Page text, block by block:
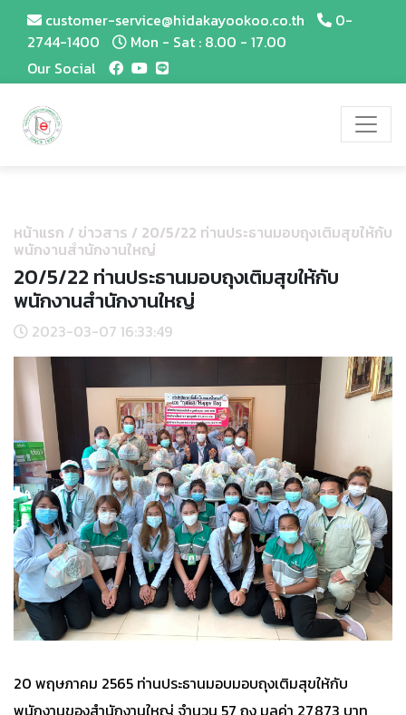
customer-service@hidakayookoo.co.th
0-
2744-1400
Mon - Sat : 8.00 - 17.00
Our Social
หน้าแรก / ข่าวสาร / 20/5/22 ท่านประธานมอบถุงเติมสุขให้กับ
พนักงานสำนักงานใหญ่
20/5/22 ท่านประธานมอบถุงเติมสุขให้กับ
พนักงานสำนักงานใหญ่
2023-03-07 16:33:49
20 พฤษภาคม 2565 ท่านประธานมอบมอบถุงเติมสุขให้กับ
พนักงานของสำนักงานใหญ่ จำนวน 57 ถุง มูลค่า 27,873 บาท